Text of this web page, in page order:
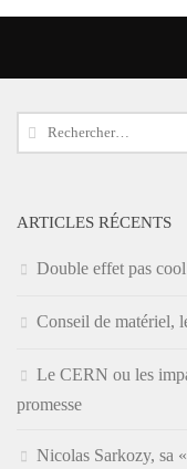
Rechercher :
ARTICLES RÉCENTS
Double effet pas
Conseil de matériel,
Le CERN ou les
promesse
Nicolas Sarkozy, sa